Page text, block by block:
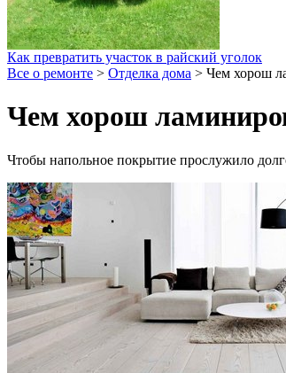
Как превратить участок в райский уголок
Все о ремонте > Отделка дома > Чем хорош
Чем хорош
Чтобы напольное покрытие прослужило